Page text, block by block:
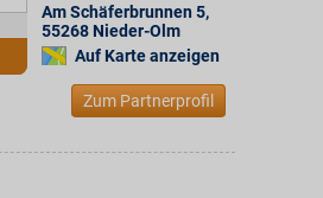
Am Schäferbrunnen 5,
55268 Nieder-Olm
Auf Karte anzeigen
Zum Partnerprofil